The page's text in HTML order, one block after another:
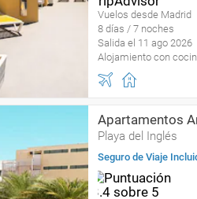
Vuelos desde Madrid
8 días / 7 noches
Salida el 11 ago 2026
Alojamiento con
Apartamentos
Playa del Inglés
Seguro de Viaje